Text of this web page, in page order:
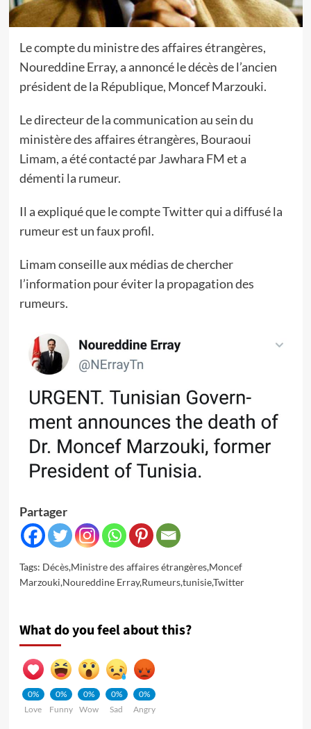
Le compte du ministre des affaires étrangères,
Noureddine Erray, a annoncé le décès de l’ancien
président de la République, Moncef Marzouki.
Le directeur de la communication au sein du
ministère des affaires étrangères, Bouraoui
Limam, a été contacté par Jawhara FM et a
démenti la rumeur.
Il a expliqué que le compte Twitter qui a diffusé la
rumeur est un faux profil.
Limam conseille aux médias de chercher
l’information pour éviter la propagation des
rumeurs.
Partager
Tags: Décès,Ministre des affaires étrangères,Moncef
Marzouki,Noureddine Erray,Rumeurs,tunisie,Twitter
What do you feel about this?
0%
Love
0%
Funny
0%
Wow
0%
Sad
0%
Angry